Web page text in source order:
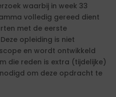
waarbij in week 33
volledig gereed dient
met de eerste
opleiding is niet
en wordt ontwikkeld
die reden is extra (tijdelijke)
om deze opdracht te